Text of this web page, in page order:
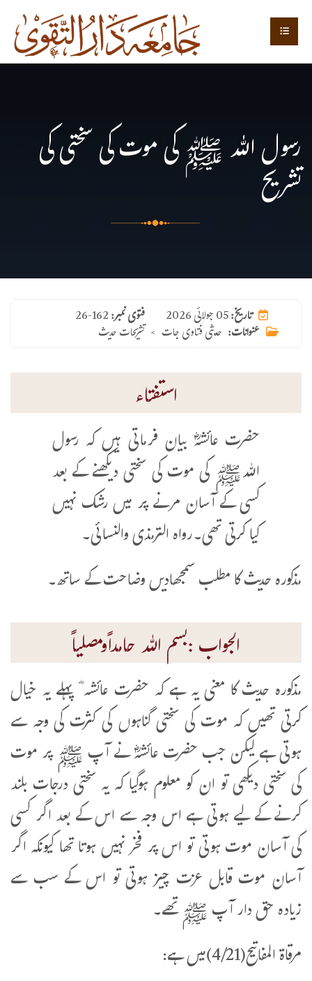
رسول اللہ ﷺ کی موت کی سختی کی
تشریح
فتوی نمبر:26-162 تاریخ:05 جولائی 2026
عنوانات: حدیثی فتاوی جات > تشریحات حدیث
استفتاء
حضرت عائشہؓ بیان فرماتی ہیں کہ رسول
اللہﷺ کی موت کی سختی دیکھنے کے بعد
کسی کے آسان مرنے پر میں رشک نہیں
کیا کرتی تھی۔رواہ الترمذی والنسائی۔
مذکورہ حدیث کا مطلب سمجھادیں وضاحت کے ساتھ۔
الجواب :بسم اللہ حامداًومصلیاً
مذکورہ حدیث کا معنی یہ ہے کہ حضرت عائشہ ؓ پہلے یہ خیال
کرتی تھیں کہ موت کی سختی گناہوں کی کثرت کی وجہ سے
ہوتی ہے لیکن جب حضرت عائشہؓ نے آپ ﷺ پر موت
کی سختی دیکھی تو ان کو معلوم ہوگیا کہ یہ سختی درجات بلند
کرنے کے لیے ہوتی ہے اس وجہ سے اس کے بعد اگر کسی
کی آسان موت ہوتی تو اس پر فخر نہیں ہوتا تھا کیونکہ اگر
آسان موت قابل عزت چیز ہوتی تو اس کے سب سے
زیادہ حق دار آپ ﷺ تھے۔
مرقاۃ المفاتیح(4/21)میں ہے: